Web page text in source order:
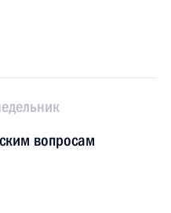
вопросам